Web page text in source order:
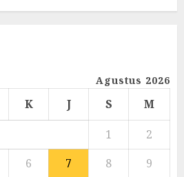
Agustus 2026
K J S
M
1
2
6 7 8
9